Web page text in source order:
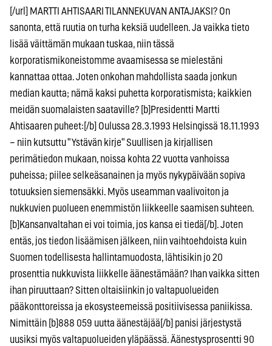
[/url] MARTTI AHTISAARI TILANNEKUVAN ANTAJAKSI? On
sanonta, että ruutia on turha keksiä uudelleen. Ja vaikka tieto
lisää väittämän mukaan tuskaa, niin tässä
korporatismikoneistomme avaamisessa se mielestäni
kannattaa ottaa. Joten onkohan mahdollista saada jonkun
median kautta; nämä kaksi puhetta korporatismista; kaikkien
meidän suomalaisten saataville? [b]Presidentti Martti
Ahtisaaren puheet:[/b] Oulussa 28.3.1993 Helsingissä 18.11.1993
– niin kutsuttu "Ystävän kirje" Suullisen ja kirjallisen
perimätiedon mukaan, noissa kohta 22 vuotta vanhoissa
puheissa; piilee selkeäsanainen ja myös nykypäivään sopiva
totuuksien siemensäkki. Myös useamman vaalivoiton ja
nukkuvien puolueen enemmistön liikkeelle saamisen suhteen.
[b]Kansanvaltahan ei voi toimia, jos kansa ei tiedä[/b]. Joten
entäs, jos tiedon lisäämisen jälkeen, niin vaihtoehdoista kuin
Suomen todellisesta hallintamuodosta, lähtisikin jo 20
prosenttia nukkuvista liikkelle äänestämään? Ihan vaikka sitten
ihan piruuttaan? Sitten oltaisiinkin jo valtapuolueiden
pääkonttoreissa ja ekosysteemeissä positiivisessa paniikissa.
Nimittäin [b]888 059 uutta äänestäjää[/b] panisi järjestystä
uusiksi myös valtapuolueiden yläpäässä. Äänestysprosentti 90